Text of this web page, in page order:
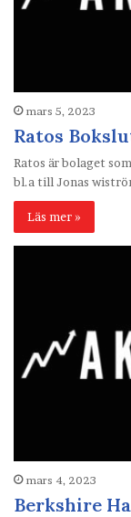
mars 5, 2023
Ratos
Ratos är bolaget
bl.a till Jonas
Läs mer »
mars 4, 2023
Berkshire